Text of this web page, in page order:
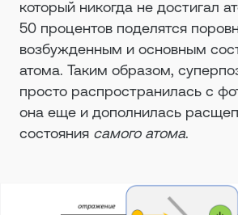
который никогда не достигал
50 процентов поделятся
возбужденным и основным
атома. Таким образом,
просто распространилась с
она еще и дополнилась
состояния самого атома.